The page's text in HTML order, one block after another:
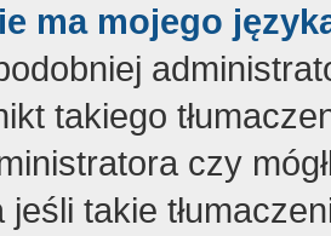
ma mojego
takiego
czy
jeśli takie